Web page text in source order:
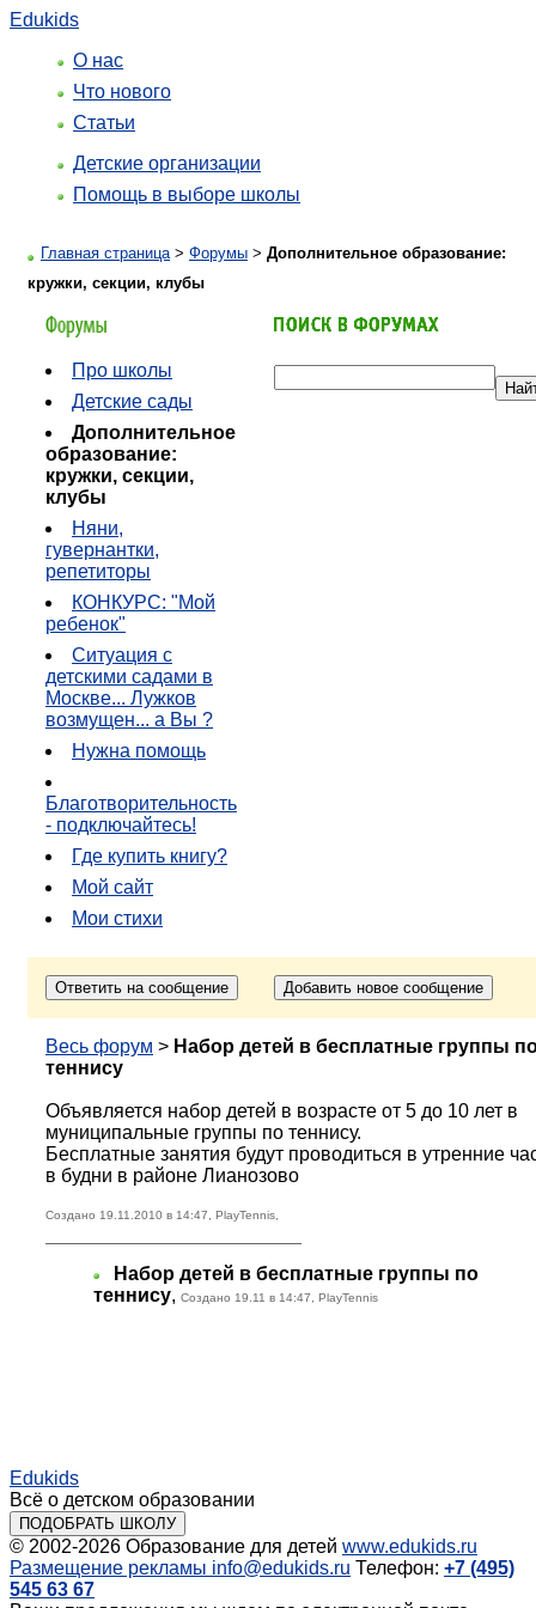
Edukids
О нас
Что нового
Статьи
Детские организации
Помощь в выборе школы
Главная страница> Форумы > Дополнительное образование:
кружки, секции, клубы
Про школы
Детские сады
Дополнительное
образование:
кружки, секции,
клубы
Няни,
гувернантки,
репетиторы
КОНКУРС: "Мой
ребенок"
Ситуация с
детскими садами в
Москве... Лужков
возмущен... а Вы ?
Нужна помощь
Благотворительность
- подключайтесь!
Где купить книгу?
Мой сайт
Мои стихи
Весь форум > Набор детей в бесплатные группы
теннису
Объявляется набор детей в возрасте от 5 до 10 лет в
муниципальные группы по теннису.
Бесплатные занятия будут проводиться в утренние
в будни в районе Лианозово
Создано 19.11.2010 в 14:47, PlayTennis,
Набор детей в бесплатные группы по
теннису, Создано 19.11 в 14:47, PlayTennis
Edukids
Всё о детском образовании
ПОДОБРАТЬ ШКОЛУ
© 2002-2026 Образование для детей www.edukids.ru
Размещение рекламы info@edukids.ru Телефон: +7 (495)
545 63 67